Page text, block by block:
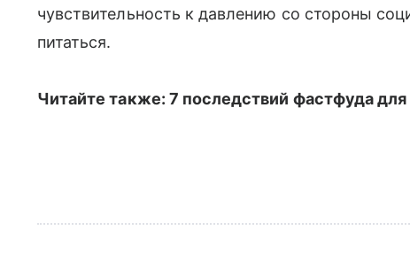
чувствительность к давлению со стороны
питаться.
Читайте также: 7 последствий фастфуда для